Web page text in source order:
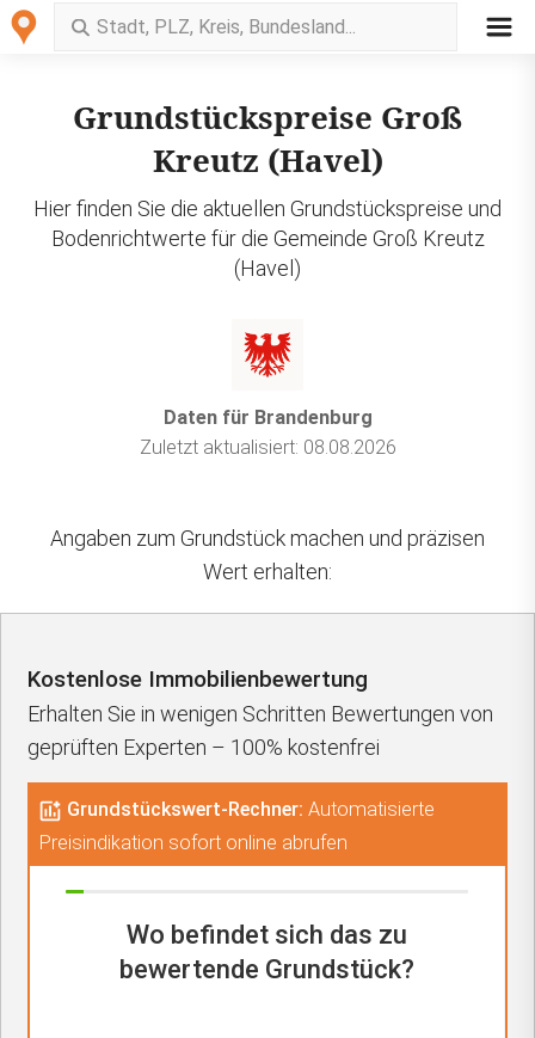
Grundstückspreise Groß
Kreutz (Havel)
Hier finden Sie die aktuellen Grundstückspreise und
Bodenrichtwerte für die Gemeinde Groß Kreutz
(Havel)
Daten für Brandenburg
Zuletzt aktualisiert: 08.08.2026
Angaben zum Grundstück machen und präzisen
Wert erhalten:
Kostenlose Immobilienbewertung
Erhalten Sie in wenigen Schritten Bewertungen von
geprüften Experten – 100% kostenfrei
Grundstückswert-Rechner: Automatisierte
Preisindikation sofort online abrufen